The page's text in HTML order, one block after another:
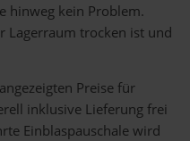
hinweg kein Problem.
Lagerraum trocken ist und
Preise für
inklusive Lieferung frei
Einblaspauschale wird